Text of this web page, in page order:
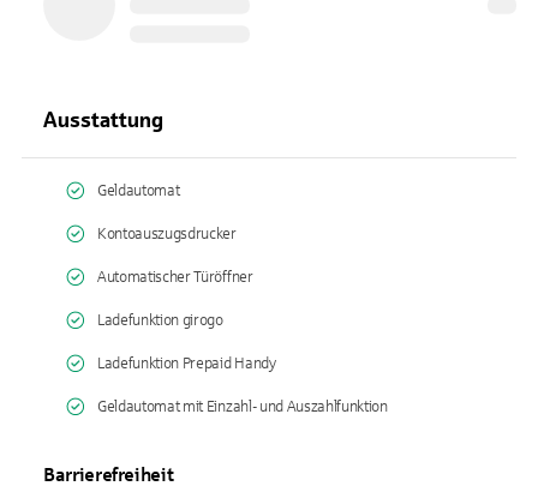
Ausstattung
Geldautomat
Kontoauszugsdrucker
Automatischer Türöffner
Ladefunktion girogo
Ladefunktion Prepaid Handy
Geldautomat mit Einzahl- und Auszahlfunktion
Barrierefreiheit